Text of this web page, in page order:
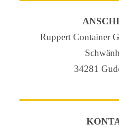
Ruppert Container
34281